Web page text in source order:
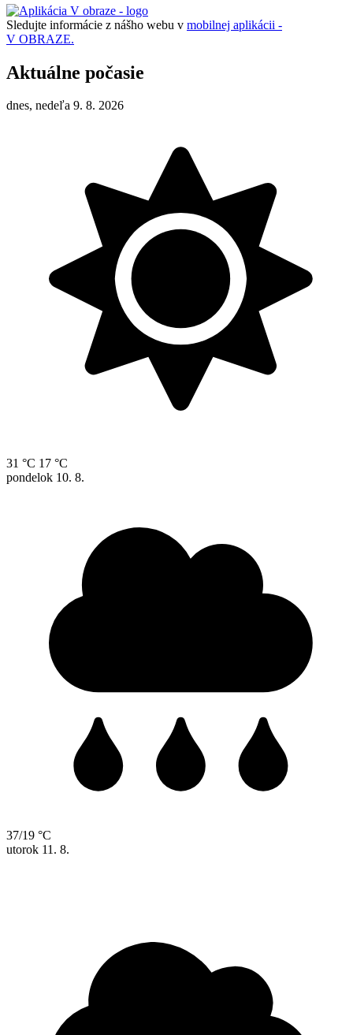
Sledujte informácie z nášho webu v mobilnej aplikácii -
V OBRAZE.
Aktuálne počasie
dnes, nedeľa 9. 8. 2026
31 °C 17 °C
pondelok 10. 8.
37/19 °C
utorok 11. 8.